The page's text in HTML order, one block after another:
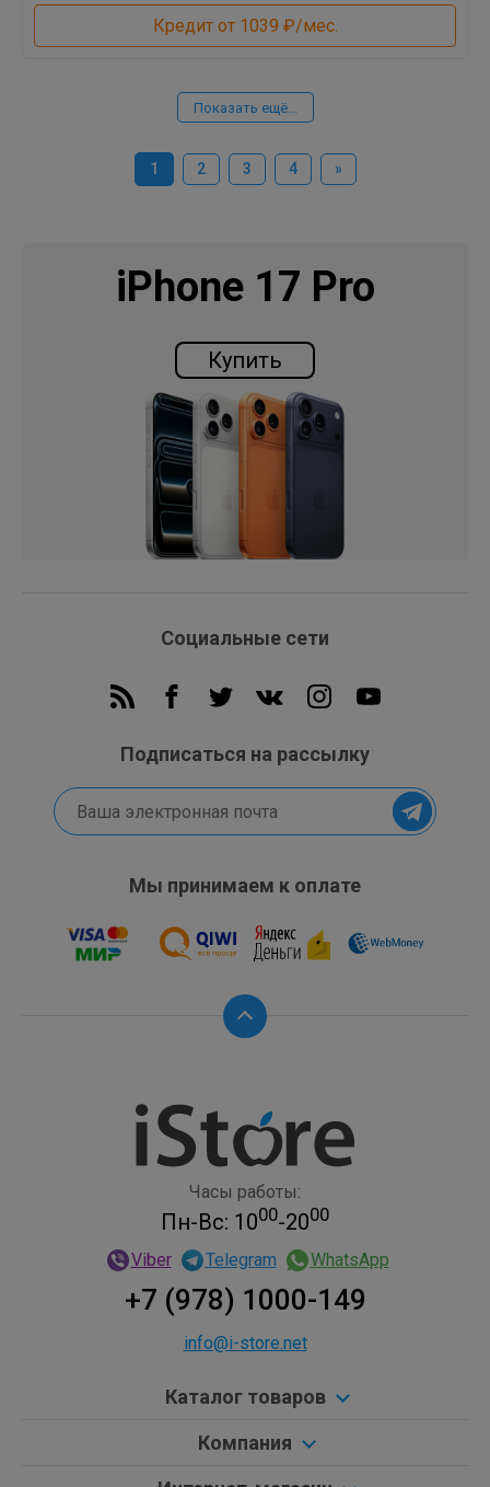
Кредит от 1039 ₽/мес.
Показать ещё...
1 2 3 4 »
iPhone 17 Pro
Купить
Социальные сети
Подписаться на рассылку
Мы принимаем к оплате
Часы работы:
Пн-Вс: 1000-2000
Viber Telegram WhatsApp
+7 (978) 1000-149
info@i-store.net
Каталог товаров
Компания